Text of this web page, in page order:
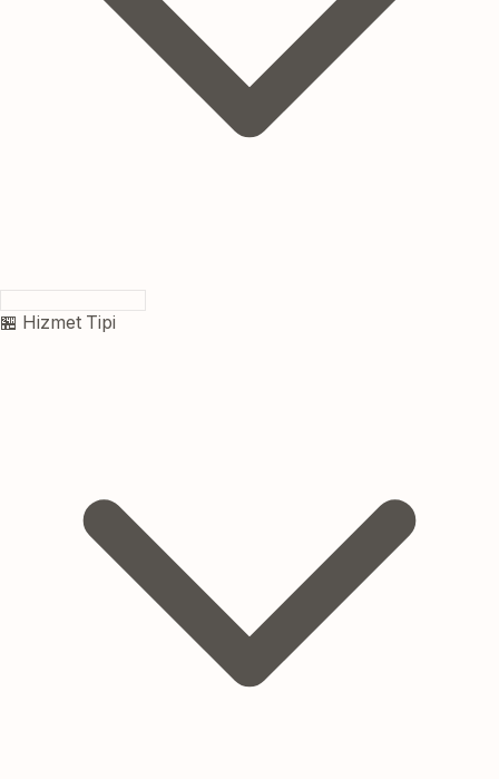
🏪 Hizmet Tipi